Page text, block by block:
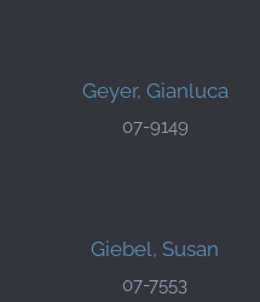
Geyer, Gianluca
07-9149
Giebel, Susan
07-7553